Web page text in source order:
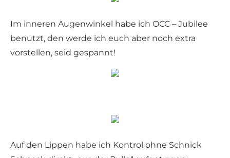
Im inneren Augenwinkel habe ich OCC – Jubilee
benutzt, den werde ich euch aber noch extra
vorstellen, seid gespannt!
Auf den Lippen habe ich Kontrol ohne Schnick